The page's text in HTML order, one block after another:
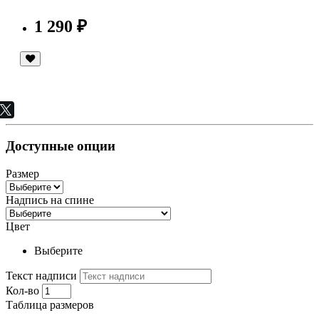
1 290 ₽
Доступные опции
Размер
Надпись на спине
Цвет
Выберите
Текст надписи
Кол-во
Таблица размеров